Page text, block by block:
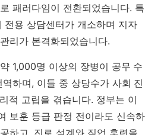
패러다임이 전환되었습니다. 특
용 상담센터가 개소하며 지자
리가 본격화되었습니다.
1,000명 이상의 장병이 공무 수
하며, 이들 중 상당수가 사회 진
적 고립을 겪습니다. 정부는 이
보훈 등급 판정 전이라도 신속하
하고, 진로 설계와 직업 훈련을